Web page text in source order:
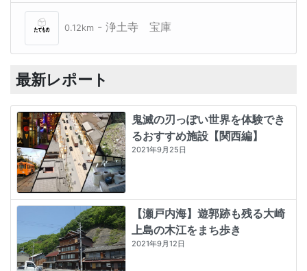
0.12km - 浄土寺 宝庫
最新レポート
鬼滅の刃っぽい世界を体験でき
るおすすめ施設【関西編】
2021年9月25日
【瀬戸内海】遊郭跡も残る大崎
上島の木江をまち歩き
2021年9月12日